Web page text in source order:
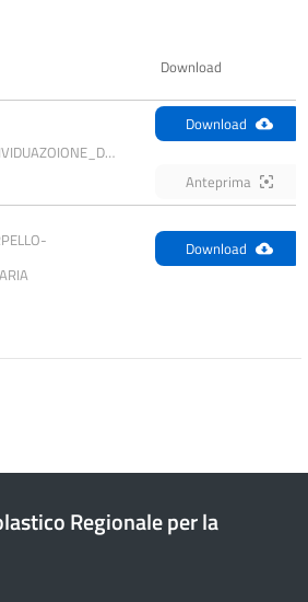
Download
INTERPELLO_INDIVIDUAZOIONE_DOC_PRIMARIA
Download
Anteprima
Download
Regionale per la